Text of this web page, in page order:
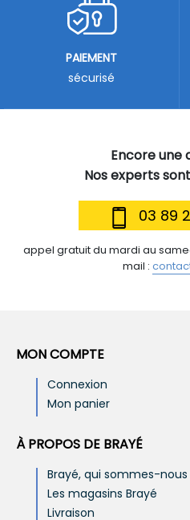
Encore une
Nos experts
03 89
appel gratuit du mardi au
mail :
PAIEMENT
sécurisé
MON COMPTE
Connexion
Mon panier
À PROPOS DE BRAYÉ
Brayé, qui sommes-nous
Les magasins Brayé
Livraison